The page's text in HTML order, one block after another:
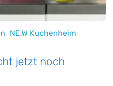
NE.W Kuchenheim
jetzt noch